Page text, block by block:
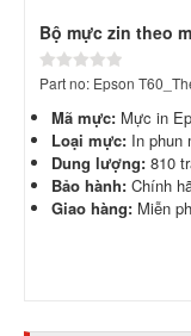
Bộ mực zin theo
Part no: Epson
Mã mực: Mực in
Loại mực: In phun
Dung lượng: 810
Bảo hành: Chính
Giao hàng: Miễn